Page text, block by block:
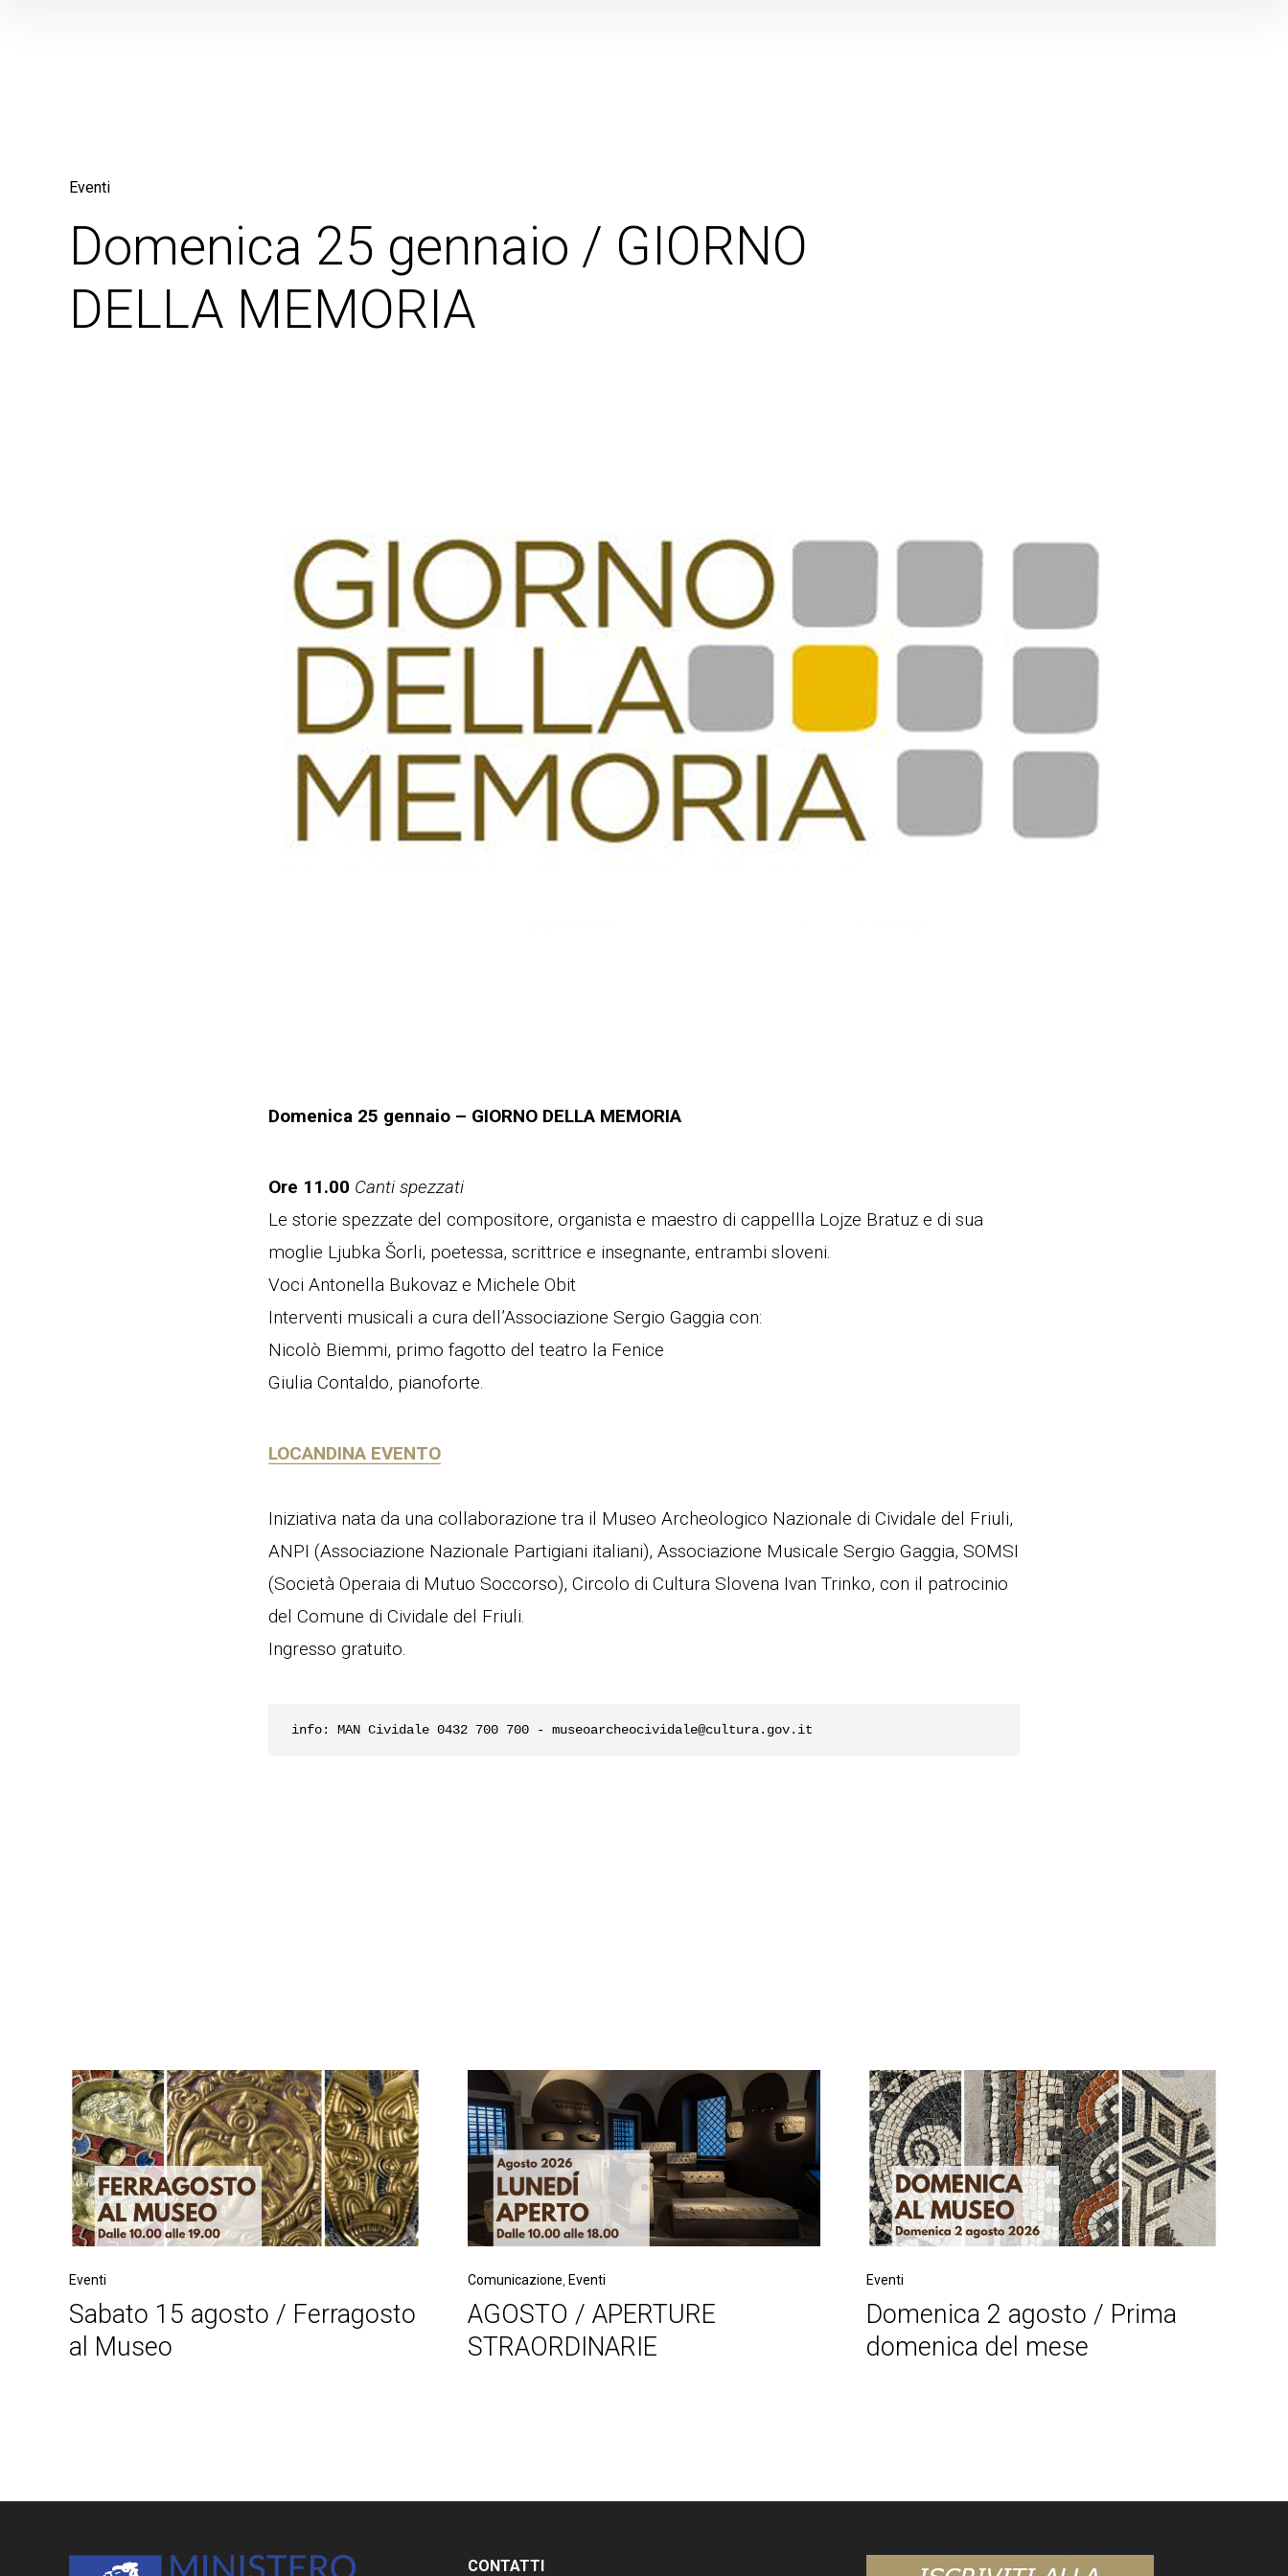
Eventi
Domenica 25 gennaio / GIORNO
DELLA MEMORIA
Domenica 25 gennaio – GIORNO DELLA MEMORIA
Ore 11.00 Canti spezzati
Le storie spezzate del compositore, organista e maestro di cappellla Lojze Bratuz e di sua
moglie Ljubka Šorli, poetessa, scrittrice e insegnante, entrambi sloveni.
Voci Antonella Bukovaz e Michele Obit
Interventi musicali a cura dell’Associazione Sergio Gaggia con:
Nicolò Biemmi, primo fagotto del teatro la Fenice
Giulia Contaldo, pianoforte.
LOCANDINA EVENTO
Iniziativa nata da una collaborazione tra il Museo Archeologico Nazionale di Cividale del Friuli,
ANPI (Associazione Nazionale Partigiani italiani), Associazione Musicale Sergio Gaggia, SOMSI
(Società Operaia di Mutuo Soccorso), Circolo di Cultura Slovena Ivan Trinko, con il patrocinio
del Comune di Cividale del Friuli.
Ingresso gratuito.
info: MAN Cividale 0432 700 700 - museoarcheocividale@cultura.gov.it
Eventi
Sabato 15 agosto / Ferragosto
al Museo
Comunicazione Eventi
AGOSTO / APERTURE
STRAORDINARIE
Eventi
Domenica 2 agosto / Prima
domenica del mese
navigation
CONTATTI